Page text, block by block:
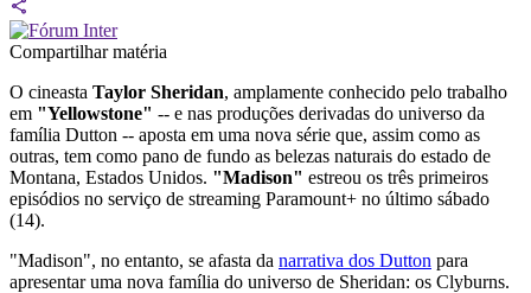
Compartilhar matéria
O cineasta Taylor Sheridan, amplamente conhecido pelo trabalho
em "Yellowstone" -- e nas produções derivadas do universo da
família Dutton -- aposta em uma nova série que, assim como as
outras, tem como pano de fundo as belezas naturais do estado de
Montana, Estados Unidos. "Madison" estreou os três primeiros
episódios no serviço de streaming Paramount+ no último sábado
(14).
"Madison", no entanto, se afasta da narrativa dos Dutton para
apresentar uma nova família do universo de Sheridan: os Clyburns.